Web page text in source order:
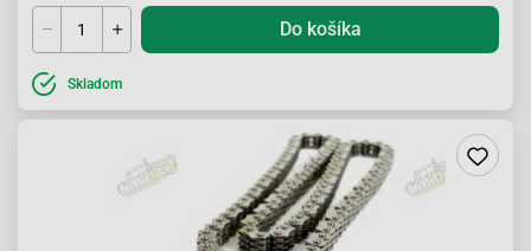
Do košíka
Skladom